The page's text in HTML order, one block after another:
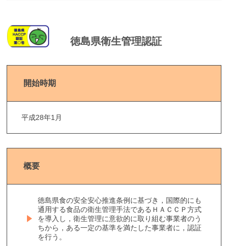
徳島県衛生管理認証
開始時期
平成28年1月
概要
徳島県食の安全安心推進条例に基づき，国際的にも
通用する食品の衛生管理手法であるＨＡＣＣＰ方式
を導入し，衛生管理に意欲的に取り組む事業者のう
ちから，ある一定の基準を満たした事業者に，認証
を行う。